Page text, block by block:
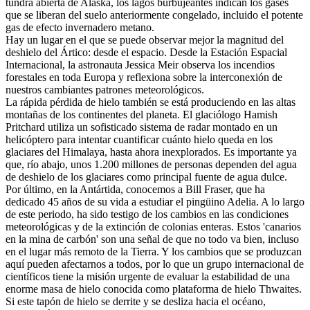
tundra abierta de Alaska, los lagos burbujeantes indican los gases
que se liberan del suelo anteriormente congelado, incluido el potente
gas de efecto invernadero metano.
Hay un lugar en el que se puede observar mejor la magnitud del
deshielo del Ártico: desde el espacio. Desde la Estación Espacial
Internacional, la astronauta Jessica Meir observa los incendios
forestales en toda Europa y reflexiona sobre la interconexión de
nuestros cambiantes patrones meteorológicos.
La rápida pérdida de hielo también se está produciendo en las altas
montañas de los continentes del planeta. El glaciólogo Hamish
Pritchard utiliza un sofisticado sistema de radar montado en un
helicóptero para intentar cuantificar cuánto hielo queda en los
glaciares del Himalaya, hasta ahora inexplorados. Es importante ya
que, río abajo, unos 1.200 millones de personas dependen del agua
de deshielo de los glaciares como principal fuente de agua dulce.
Por último, en la Antártida, conocemos a Bill Fraser, que ha
dedicado 45 años de su vida a estudiar el pingüino Adelia. A lo largo
de este periodo, ha sido testigo de los cambios en las condiciones
meteorológicas y de la extinción de colonias enteras. Estos 'canarios
en la mina de carbón' son una señal de que no todo va bien, incluso
en el lugar más remoto de la Tierra. Y los cambios que se produzcan
aquí pueden afectarnos a todos, por lo que un grupo internacional de
científicos tiene la misión urgente de evaluar la estabilidad de una
enorme masa de hielo conocida como plataforma de hielo Thwaites.
Si este tapón de hielo se derrite y se desliza hacia el océano,